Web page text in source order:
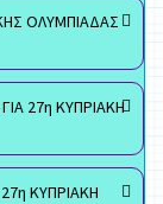
ΟΛΥΜΠΙΑΔΑΣ
27η ΚΥΠΡΙΑΚΗ
ΚΥΠΡΙΑΚΗ